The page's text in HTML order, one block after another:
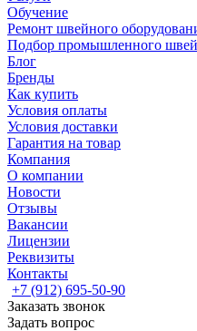
Обучение
Ремонт швейного
Подбор промышленного
Блог
Бренды
Как купить
Условия оплаты
Условия доставки
Гарантия на товар
Компания
О компании
Новости
Отзывы
Вакансии
Лицензии
Реквизиты
Контакты
+7 (912) 695-50-90
Заказать звонок
Задать вопрос